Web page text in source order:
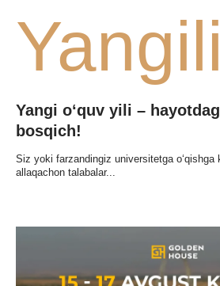
Yangi o‘quv yili –
bosqich!
Siz yoki farzandingiz universitetga o‘qishga
allaqachon talabalar...